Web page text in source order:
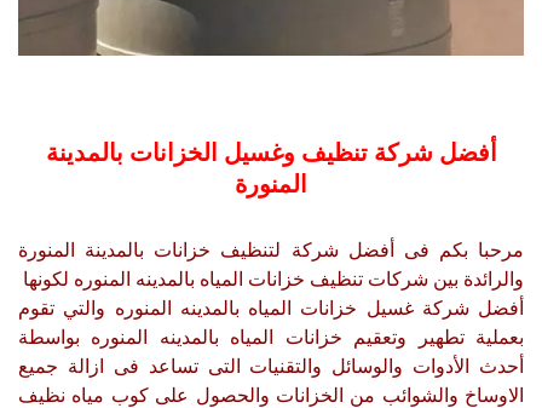
أفضل شركة تنظيف وغسيل الخزانات بالمدينة
المنورة
مرحبا بكم فى أفضل شركة لتنظيف خزانات بالمدينة المنورة
والرائدة بين شركات تنظيف خزانات المياه بالمدينه المنوره لكونها
أفضل شركة غسيل خزانات المياه بالمدينه المنوره والتي تقوم
بعملية تطهير وتعقيم خزانات المياه بالمدينه المنوره بواسطة
أحدث الأدوات والوسائل والتقنيات التى تساعد فى ازالة جميع
الاوساخ والشوائب من الخزانات والحصول على كوب مياه نظيف